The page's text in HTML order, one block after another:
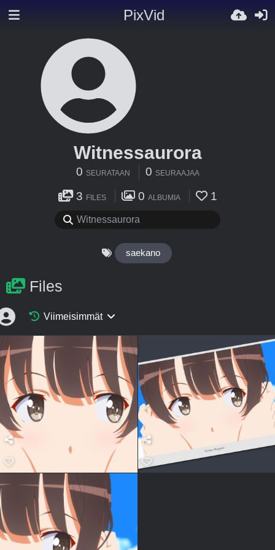
PixVid
Witnessaurora
0 SEURATAAN 0 SEURAAJAA
3 FILES 0 ALBUMIA 1
saekano
Files
Viimeisimmät